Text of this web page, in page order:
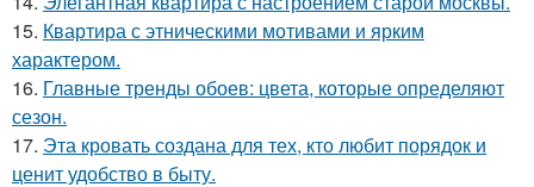
15. Квартира с этническими мотивами и ярким
характером.
16. Главные тренды обоев: цвета, которые определяют
сезон.
17. Эта кровать создана для тех, кто любит порядок и
ценит удобство в быту.